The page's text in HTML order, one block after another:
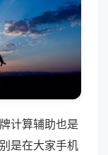
计算辅助也是
是在大家手机